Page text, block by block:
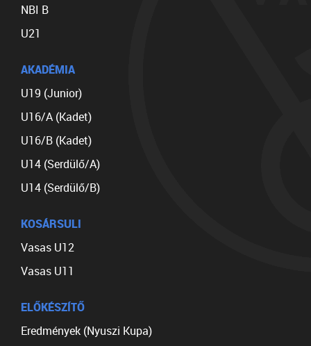
NBI B
U21
AKADÉMIA
U19 (Junior)
U16/A (Kadet)
U16/B (Kadet)
U14 (Serdülő/A)
U14 (Serdülő/B)
KOSÁRSULI
Vasas U12
Vasas U11
ELŐKÉSZÍTŐ
Eredmények (Nyuszi Kupa)